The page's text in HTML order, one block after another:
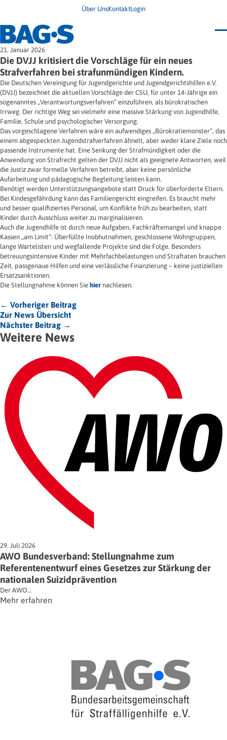
Über UnsKontaktLogin
Bundestagung 2026
Wo finde ich Hilfe?
News
Termine
Veröffentlichungen
Infodienst
Wegweiser
Jugendbroschüre
Impulse
Presse & Stellungnahmen
Newsletter
Unsere Themen
Angehörige
Ersatzfreiheitsstrafe
Freie Straffälligenhilfe
Gesundheit
Migration
Frauen
Wohnen
21. Januar 2026
Die DVJJ kritisiert die Vorschläge für ein neues
Strafverfahren bei strafunmündigen Kindern.
Die Deutschen Vereinigung für Jugendgerichte und Jugendgerichtshilfen e.V.
(DVJJ) bezeichnet die aktuellen Vorschläge der CSU, für unter 14-Jährige ein
sogenanntes „Verantwortungsverfahren“ einzuführen, als bürokratischen
Irrweg. Der richtige Weg sei vielmehr eine massive Stärkung von Jugendhilfe,
Familie, Schule und psychologischer Versorgung.
Das vorgeschlagene Verfahren wäre ein aufwendiges „Bürokratiemonster“, das
einem abgespeckten Jugendstrafverfahren ähnelt, aber weder klare Ziele noch
passende Instrumente hat. Eine Senkung der Strafmündigkeit oder die
Anwendung von Strafrecht gelten der DVJJ nicht als geeignete Antworten, weil
die Justiz zwar formelle Verfahren betreibt, aber keine persönliche
Aufarbeitung und pädagogische Begleitung leisten kann.
Benötigt werden Unterstützungsangebote statt Druck für überforderte Eltern.
Bei Kindesgefährdung kann das Familiengericht eingreifen. Es braucht mehr
und besser qualifiziertes Personal, um Konflikte früh zu bearbeiten, statt
Kinder durch Ausschluss weiter zu marginalisieren.
Auch die Jugendhilfe ist durch neue Aufgaben, Fachkräftemangel und knappe
Kassen „am Limit“: Überfüllte Inobhutnahmen, geschlossene Wohngruppen,
lange Wartelisten und wegfallende Projekte sind die Folge. Besonders
betreuungsintensive Kinder mit Mehrfachbelastungen und Straftaten brauchen
Zeit, passgenaue Hilfen und eine verlässliche Finanzierung – keine justiziellen
Ersatzsanktionen.
Die Stellungnahme können Sie hier nachlesen.
← Vorheriger Beitrag
Zur News Übersicht
Nächster Beitrag →
Weitere News
29. Juli 2026
AWO Bundesverband: Stellungnahme zum
Referentenentwurf eines Gesetzes zur Stärkung der
nationalen Suizidprävention
Der AWO…
Mehr erfahren